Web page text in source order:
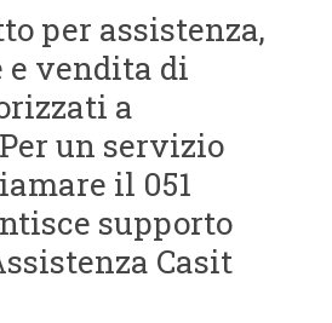
per assistenza,
vendita di
a
un servizio
il 051
supporto
Casit